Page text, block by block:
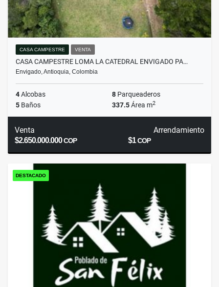
CASA CAMPESTRE VENTA
CASA CAMPESTRE LOMA LA CATEDRAL ENVIGADO PA…
Envigado, Antioquia, Colombia
4Alcobas 8 Parqueaderos
5 Baños 337.5Área m2
Venta
$2.650.000.000COP
Arrendamiento
$1COP
DESTACADO